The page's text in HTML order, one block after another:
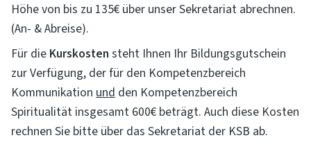
Höhe von bis zu 135€ über unser Sekretariat abrechnen.
(An- & Abreise).
Für die Kurskosten steht Ihnen Ihr Bildungsgutschein
zur Verfügung, der für den Kompetenzbereich
Kommunikation und den Kompetenzbereich
Spiritualität insgesamt 600€ beträgt. Auch diese Kosten
rechnen Sie bitte über das Sekretariat der KSB ab.